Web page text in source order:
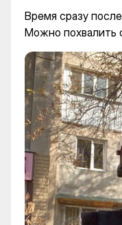
Время сразу
Можно похвалить